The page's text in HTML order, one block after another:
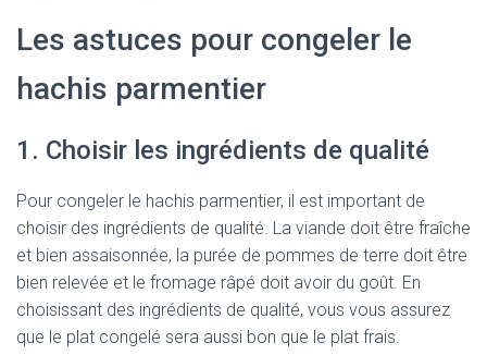
Les astuces pour congeler le
hachis parmentier
1. Choisir les ingrédients de qualité
Pour congeler le hachis parmentier, il est important de
choisir des ingrédients de qualité. La viande doit être fraîche
et bien assaisonnée, la purée de pommes de terre doit être
bien relevée et le fromage râpé doit avoir du goût. En
choisissant des ingrédients de qualité, vous vous assurez
que le plat congelé sera aussi bon que le plat frais.